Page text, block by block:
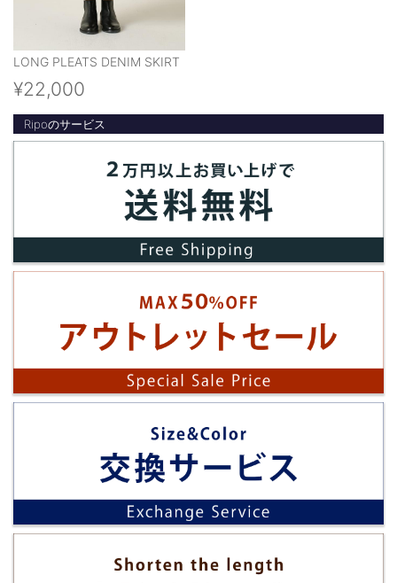
LONG PLEATS DENIM SKIRT
¥22,000
Ripoのサービス